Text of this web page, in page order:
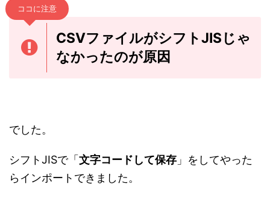
ココに注意
CSVファイルがシフトJISじゃ
なかったのが原因
でした。
シフトJISで「 文字コードして保存 」をしてやった
らインポートできました。